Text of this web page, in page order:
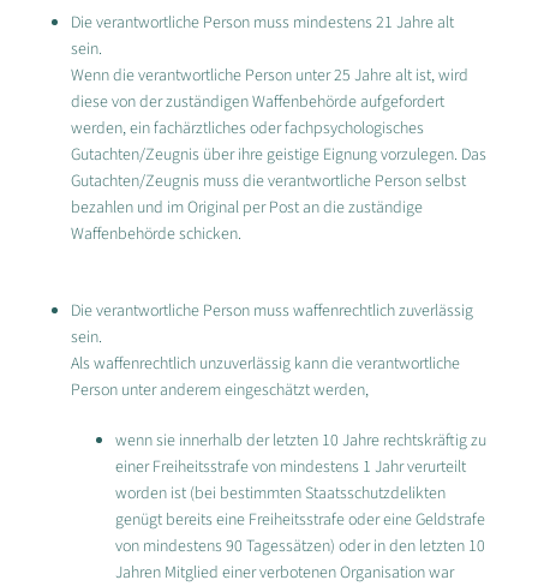
Die verantwortliche Person muss mindestens 21 Jahre alt
sein.
Wenn die verantwortliche Person unter 25 Jahre alt ist, wird
diese von der zuständigen Waffenbehörde aufgefordert
werden, ein fachärztliches oder fachpsychologisches
Gutachten/Zeugnis über ihre geistige Eignung vorzulegen. Das
Gutachten/Zeugnis muss die verantwortliche Person selbst
bezahlen und im Original per Post an die zuständige
Waffenbehörde schicken.
Die verantwortliche Person muss waffenrechtlich zuverlässig
sein.
Als waffenrechtlich unzuverlässig kann die verantwortliche
Person unter anderem eingeschätzt werden,
wenn sie innerhalb der letzten 10 Jahre rechtskräftig zu
einer Freiheitsstrafe von mindestens 1 Jahr verurteilt
worden ist (bei bestimmten Staatsschutzdelikten
genügt bereits eine Freiheitsstrafe oder eine Geldstrafe
von mindestens 90 Tagessätzen) oder in den letzten 10
Jahren Mitglied einer verbotenen Organisation war